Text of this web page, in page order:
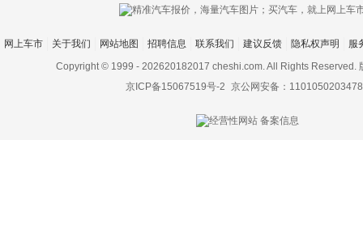
上传图片最多
网上车市 关于我们 网站地图 招聘信息 联系我们 建议反馈 隐私权声明
服
Copyright © 1999 - 202620182017 cheshi.com. All Rights Reserved.
京ICP备15067519号-2 京公网安备：